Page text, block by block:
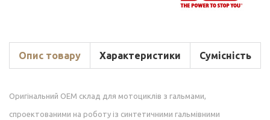
Опис товару Характеристики Сумісність
Оригінальний OEM склад для мотоциклів з гальмами,
спроектованими на роботу із синтетичними гальмівними